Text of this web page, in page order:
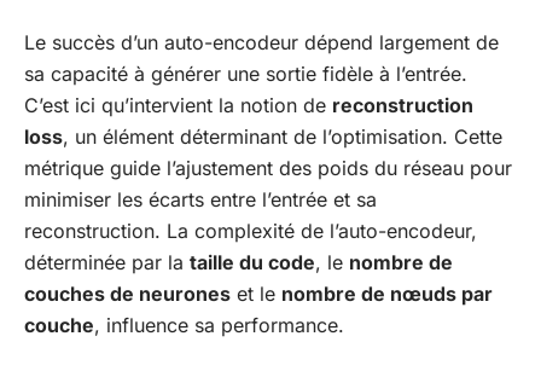
Le succès d’un auto-encodeur dépend largement de
sa capacité à générer une sortie fidèle à l’entrée.
C’est ici qu’intervient la notion de reconstruction
loss, un élément déterminant de l’optimisation. Cette
métrique guide l’ajustement des poids du réseau pour
minimiser les écarts entre l’entrée et sa
reconstruction. La complexité de l’auto-encodeur,
déterminée par la taille du code, le nombre de
couches de neurones et le nombre de nœuds par
couche, influence sa performance.